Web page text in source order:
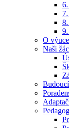
O výuce
Naši